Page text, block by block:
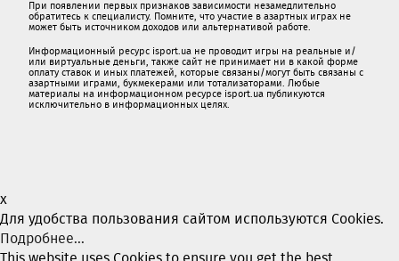
При появлении первых признаков зависимости незамедлительно
обратитесь к специалисту. Помните, что участие в азартных играх не
может быть источником доходов или альтернативой работе.
Информационный ресурс isport.ua не проводит игры на реальные и/
или виртуальные деньги, также сайт не принимает ни в какой форме
oплaту ставок и иных платежей, которые связаны/могут быть связаны c
азартными игрaми, букмекерами или тотализаторами. Любые
материалы на информационном ресурсе isport.ua публикуютcя
исключительно в информационных целях.
x
Для удобства пользования сайтом используются Cookies.
Подробнее...